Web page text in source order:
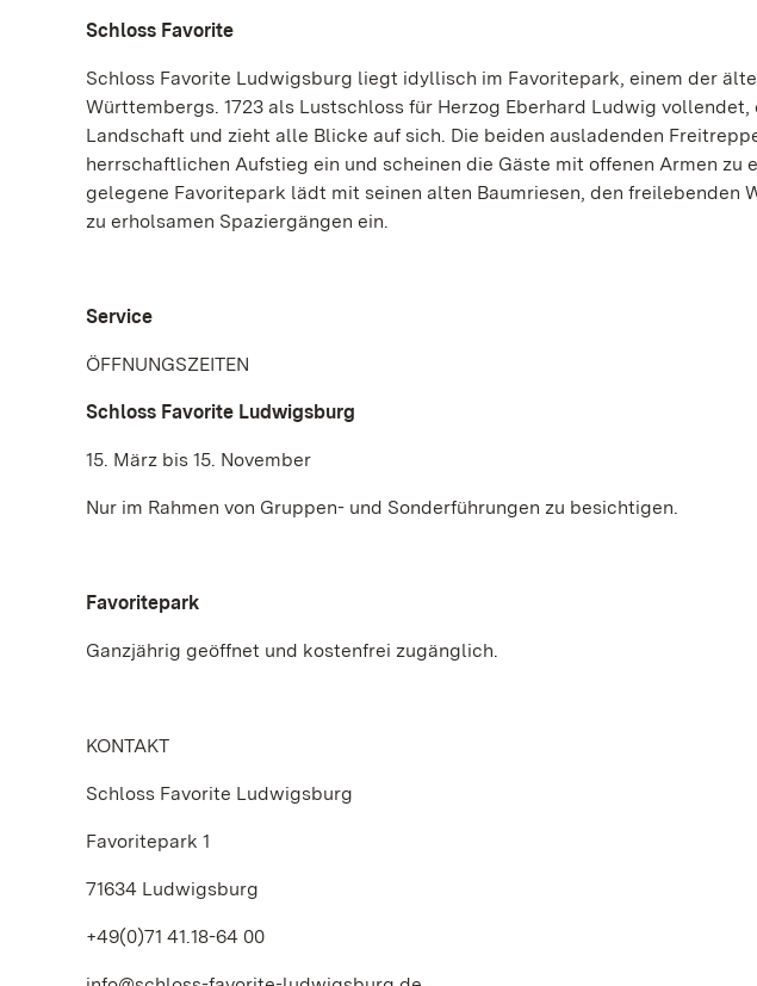
Schloss Favorite
Schloss Favorite Ludwigsburg liegt idyllisch im Favoritepark, einem der
Württembergs. 1723 als Lustschloss für Herzog Eberhard Ludwig
Landschaft und zieht alle Blicke auf sich. Die beiden ausladenden
herrschaftlichen Aufstieg ein und scheinen die Gäste mit offenen Armen zu
gelegene Favoritepark lädt mit seinen alten Baumriesen, den freilebenden
zu erholsamen Spaziergängen ein.
Service
ÖFFNUNGSZEITEN
Schloss Favorite Ludwigsburg
15. März bis 15. November
Nur im Rahmen von Gruppen- und Sonderführungen zu besichtigen.
Favoritepark
Ganzjährig geöffnet und kostenfrei zugänglich.
KONTAKT
Schloss Favorite Ludwigsburg
Favoritepark 1
71634 Ludwigsburg
+49(0)71 41.18-64 00